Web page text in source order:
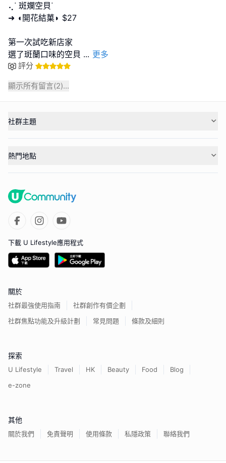
⢄ᐝ 斑斕空貝ᐝ
➜ ◖開花結菓◗ $27
第一次試吃新店家
選了斑蘭口味的空貝 ... 更多
評分
顯示所有留言(2)...
社群主題
熱門地點
下載 U Lifestyle應用程式
關於
社群最強使用指南
社群創作有價企劃
社群焦點功能及升級計劃
常見問題 條款及細則
探索
U Lifestyle Travel HK Beauty Food
Blog
e-zone
其他
關於我們 免責聲明 使用條款 私隱政策 聯絡我們